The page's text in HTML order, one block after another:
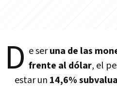
D e seruna de las
frente al dólar, el
estar un 14,6%